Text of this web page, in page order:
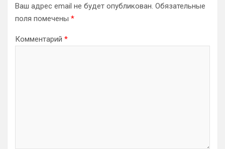
Ваш адрес email не будет опубликован. Обязательные
поля помечены *
Комментарий *